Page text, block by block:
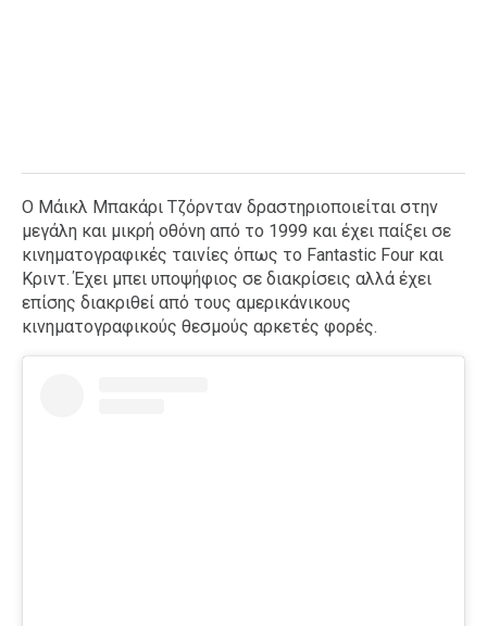
Ο Μάικλ Μπακάρι Τζόρνταν δραστηριοποιείται στην
μεγάλη και μικρή οθόνη από το 1999 και έχει παίξει σε
κινηματογραφικές ταινίες όπως το Fantastic Four και
Κριντ. Έχει μπει υποψήφιος σε διακρίσεις αλλά έχει
επίσης διακριθεί από τους αμερικάνικους
κινηματογραφικούς θεσμούς αρκετές φορές.